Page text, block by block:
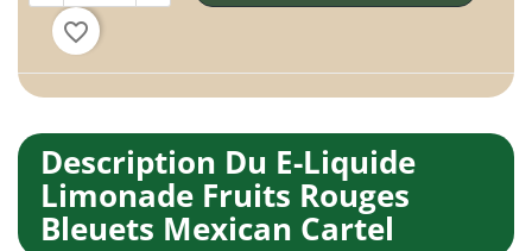
favorite_border
Description Du E-Liquide
Limonade Fruits Rouges
Bleuets Mexican Cartel